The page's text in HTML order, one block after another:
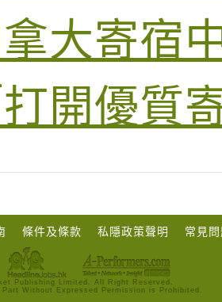
大寄宿
打開優質
條件及條款 私隱政策聲明 常見
Publishing Limited. All Right Reserved.
Part Without Expressed Permission is Prohibited.